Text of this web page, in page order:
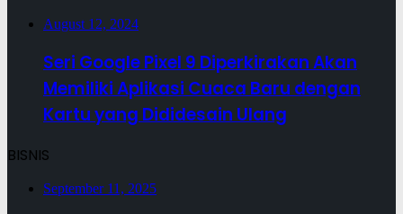
August 12, 2024
Seri Google Pixel 9 Diperkirakan Akan
Memiliki Aplikasi Cuaca Baru dengan
Kartu yang Dididesain Ulang
BISNIS
September 11, 2025